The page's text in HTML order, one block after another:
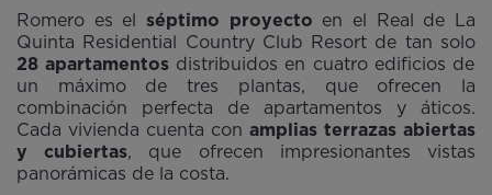
Romero es el séptimo proyecto en el Real de La
Quinta Residential Country Club Resort de tan solo
28 apartamentos distribuidos en cuatro edificios de
un máximo de tres plantas, que ofrecen la
combinación perfecta de apartamentos y áticos.
Cada vivienda cuenta con amplias terrazas abiertas
y cubiertas, que ofrecen impresionantes vistas
panorámicas de la costa.